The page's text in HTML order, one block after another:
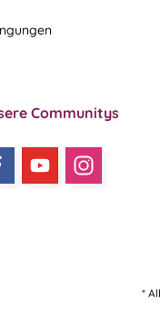
Communitys
*